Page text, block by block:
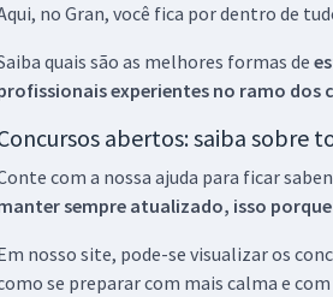
no Gran, você fica por dentro de
quais são as melhores formas de
experientes no ramo dos
abertos: saiba sobre
com a nossa ajuda para ficar
sempre atualizado, isso
nosso site, pode-se visualizar os
se preparar com mais calma e